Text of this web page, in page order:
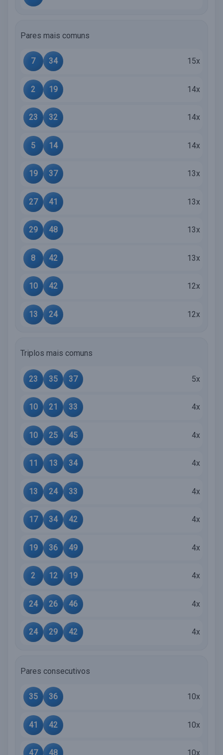
Pares mais comuns
7 34 15x
2 19 14x
23 32 14x
5 14 14x
19 37 13x
27 41 13x
29 48 13x
8 42 13x
10 42 12x
13 24 12x
Triplos mais comuns
23 35 37 5x
10 21 33 4x
10 25 45 4x
11 13 34 4x
13 24 33 4x
17 34 42 4x
19 36 49 4x
2 12 19 4x
24 26 46 4x
24 29 42 4x
Pares consecutivos
35 36 10x
41 42 10x
47 48 10x